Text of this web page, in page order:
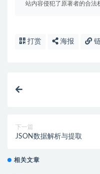
站内容侵犯了原著者的合法
打赏 海报
下一篇
JSON数据解析与提取
相关文章